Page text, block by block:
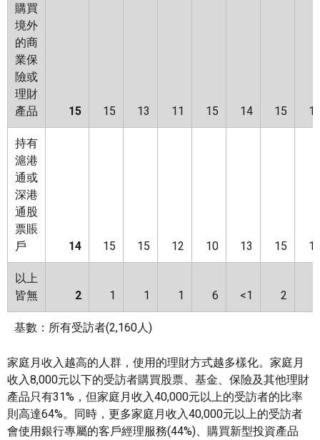
購買
境外
的商
業保
險或
理財
產品
15 15 13 11 15 14 15
持有
滬港
通或
深港
通股
票賬
戶
14 15 15 12 10 13 15
以上
皆無
2 1 1 1 6 <1 2
基數：所有受訪者(2,160人)
家庭月收入越高的人群，使用的理財方式越多樣化。家庭月
收入8,000元以下的受訪者購買股票、基金、保險及其他理財
產品只有31%，但家庭月收入40,000元以上的受訪者的比率
則高達64%。同時，更多家庭月收入40,000元以上的受訪者
會使用銀行專屬的客戶經理服務(44%)、購買新型投資產品